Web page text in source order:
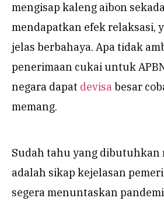
mengisap kaleng aibon
mendapatkan efek relaksasi,
jelas berbahaya. Apa tidak
penerimaan cukai untuk
negara dapat devisabesar
memang.
Sudah tahu yang dibutuhkan
adalah sikap kejelasan
segera menuntaskan